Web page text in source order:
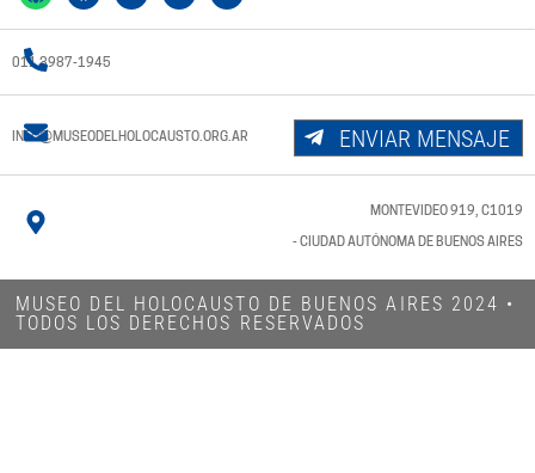
011 3987-1945
INFO@MUSEODELHOLOCAUSTO.ORG.AR ENVIAR MENSAJE
MONTEVIDEO 919, C1019
- CIUDAD AUTÓNOMA DE BUENOS AIRES
MUSEO DEL HOLOCAUSTO DE BUENOS AIRES 2024​ •
TODOS LOS DERECHOS RESERVADOS